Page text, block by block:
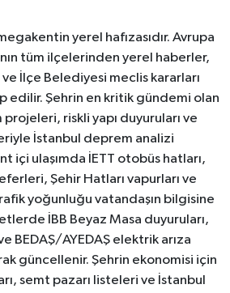
yerel hafızasıdır. Avrupa
tüm ilçelerinden yerel haberler,
ve İlçe Belediyesi meclis kararları
Şehrin en kritik gündemi olan
riskli yapı duyuruları ve
İstanbul deprem analizi
içi ulaşımda İETT otobüs hatları,
Şehir Hatları vapurları ve
yoğunluğu vatandaşın bilgisine
İBB Beyaz Masa duyuruları,
BEDAŞ/AYEDAŞ elektrik arıza
güncellenir. Şehrin ekonomisi için
semt pazarı listeleri ve İstanbul